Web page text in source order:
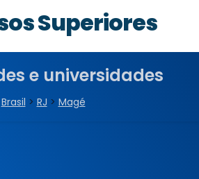
Superiores
e universidades
Brasil > RJ > Magé